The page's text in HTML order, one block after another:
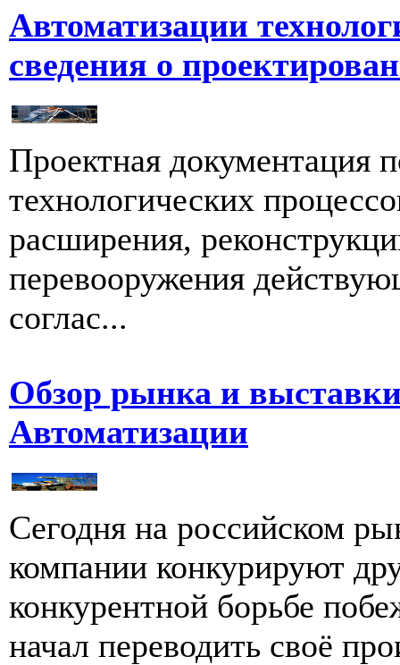
Автоматизации
сведения о
Проектная документация
технологических
расширения,
перевооружения
соглас...
Обзор рынка и
Автоматизации
Сегодня на российском
компании конкурируют
конкурентной борьбе
начал переводить своё